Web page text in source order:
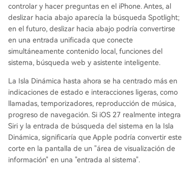
controlar y hacer preguntas en el iPhone. Antes, al
deslizar hacia abajo aparecía la búsqueda Spotlight;
en el futuro, deslizar hacia abajo podría convertirse
en una entrada unificada que conecte
simultáneamente contenido local, funciones del
sistema, búsqueda web y asistente inteligente.
La Isla Dinámica hasta ahora se ha centrado más en
indicaciones de estado e interacciones ligeras, como
llamadas, temporizadores, reproducción de música,
progreso de navegación. Si iOS 27 realmente integra
Siri y la entrada de búsqueda del sistema en la Isla
Dinámica, significaría que Apple podría convertir este
corte en la pantalla de un "área de visualización de
información" en una "entrada al sistema".